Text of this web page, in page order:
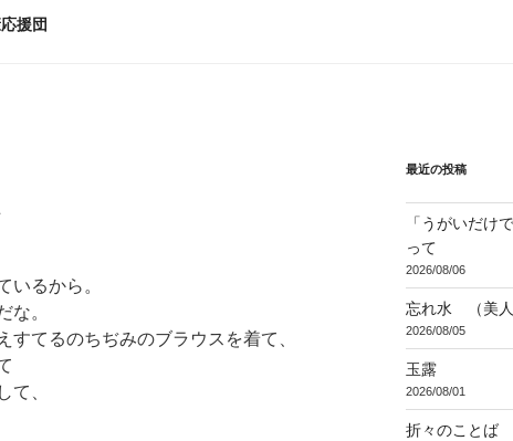
援団
いるから。
な。
すてるのちぢみのブラウスを着て、
て、
最近の投稿
「うがいだけ
って
2026/08/06
忘れ水 （美人
2026/08/05
玉露
2026/08/01
折々のことば